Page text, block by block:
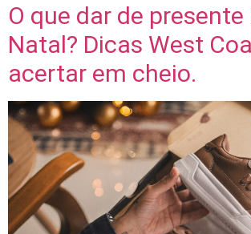
O que dar de
Natal? Dicas West
acertar em cheio.